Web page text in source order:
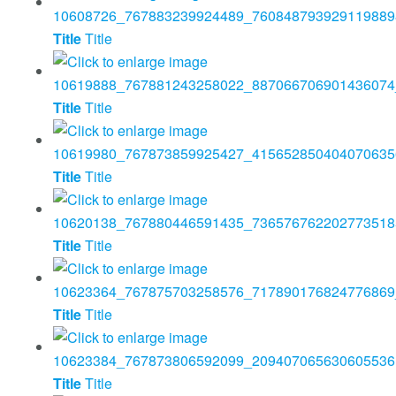
TitleTitle
TitleTitle
TitleTitle
TitleTitle
TitleTitle
TitleTitle